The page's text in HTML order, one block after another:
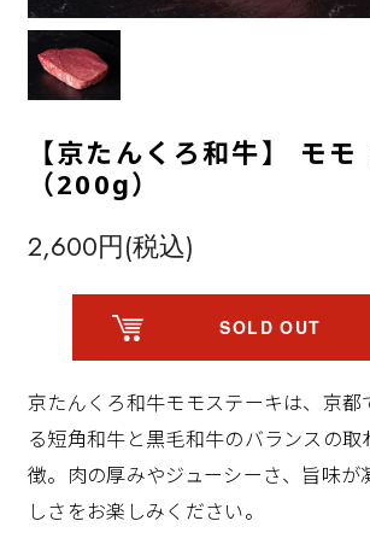
【京たんくろ和牛】 モモ
（200g）
2,600円(税込)
SOLD OUT
京たんくろ和牛モモステーキは、京都
る短角和牛と黒毛和牛のバランスの取
徴。肉の厚みやジューシーさ、旨味が
しさをお楽しみください。